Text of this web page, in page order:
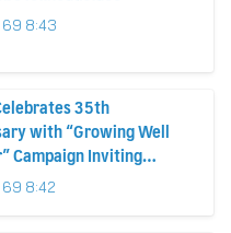
69 8:43
35th
with “Growing Well
Campaign Inviting
Embrace a Quality
69 8:42